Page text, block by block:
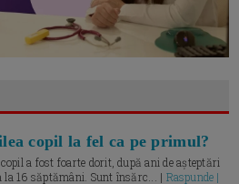
copil la fel ca pe primul?
a fost foarte dorit, după ani de așteptări
la 16 săptămâni. Sunt însărc... | Raspunde |